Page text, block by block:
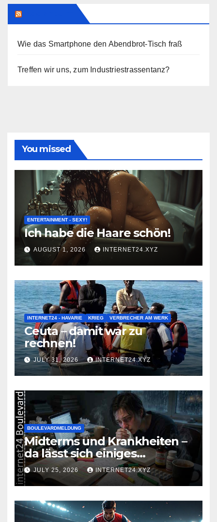
Wie das Smartphone den Abendbrot-Tisch fraß
Treffen wir uns, zum Industriestrassentanz?
You missed
ENTERTAINMENT - SEXY!
Ich habe die Haare schön!
AUGUST 1, 2026 INTERNET24.XYZ
INTERNET24 - HAVARIE KRIEG VERBRECHER AM WERK
Ceuta – damit war zu
rechnen!
JULY 31, 2026 INTERNET24.XYZ
BOULEVARDMELDUNG
Midterms und Krankheiten –
da lässt sich einiges
zusammenbrauen!
JULY 25, 2026 INTERNET24.XYZ